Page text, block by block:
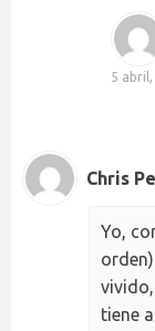
5 abril,
Chris
Yo,
tiene